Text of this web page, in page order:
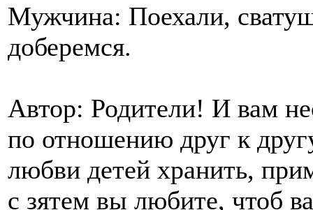
Мужчина: Поехали,
доберемся.
Автор: Родители! И вам
по отношению друг к
любви детей хранить,
с зятем вы любите, чтоб